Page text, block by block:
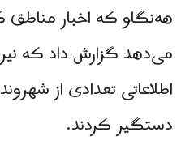
هه‌نگاو که اخبار مناطق
می‌دهد گزارش داد که
اطلاعاتی تعدادی از
دستگیر کردند.